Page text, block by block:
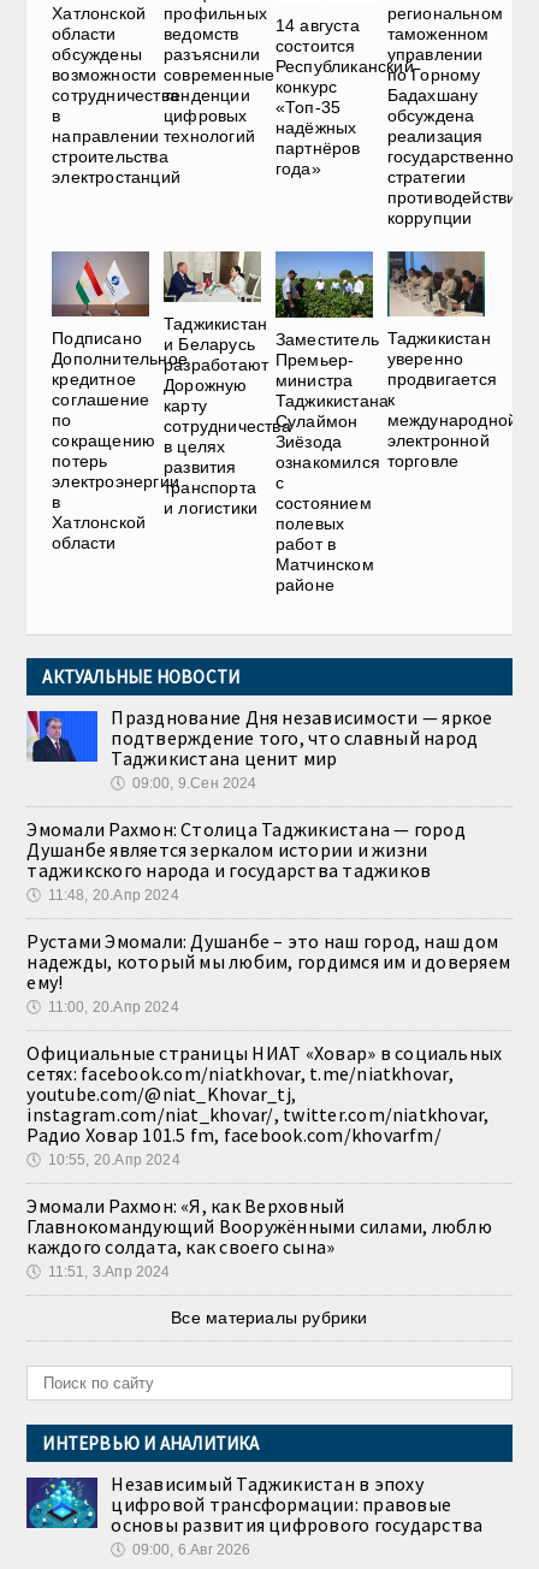
Хатлонской
области
обсуждены
возможности
сотрудничества
в
направлении
строительства
электростанций
профильных
ведомств
разъяснили
современные
тенденции
цифровых
технологий
14 августа
состоится
Республиканский
конкурс
«Топ-35
надёжных
партнёров
года»
региональном
таможенном
управлении
по Горному
Бадахшану
обсуждена
реализация
государственной
стратегии
противодействия
коррупции
Подписано
Дополнительное
кредитное
соглашение
по
сокращению
потерь
электроэнергии
в
Хатлонской
области
Таджикистан
и Беларусь
разработают
Дорожную
карту
сотрудничества
в целях
развития
транспорта
и логистики
Заместитель
Премьер-
министра
Таджикистана
Сулаймон
Зиёзода
ознакомился
с
состоянием
полевых
работ в
Матчинском
районе
Таджикистан
уверенно
продвигается
к
международной
электронной
торговле
АКТУАЛЬНЫЕ НОВОСТИ
Празднование Дня независимости — яркое
подтверждение того, что славный народ
Таджикистана ценит мир
🕔 09:00, 9.Сен 2024
Эмомали Рахмон: Столица Таджикистана — город
Душанбе является зеркалом истории и жизни
таджикского народа и государства таджиков
🕔 11:48, 20.Апр 2024
Рустами Эмомали: Душанбе – это наш город, наш дом
надежды, который мы любим, гордимся им и доверяем
ему!
🕔 11:00, 20.Апр 2024
Официальные страницы НИАТ «Ховар» в социальных
сетях: facebook.com/niatkhovar, t.me/niatkhovar,
youtube.com/@niat_Khovar_tj,
instagram.com/niat_khovar/, twitter.com/niatkhovar,
Радио Ховар 101.5 fm, facebook.com/khovarfm/
🕔 10:55, 20.Апр 2024
Эмомали Рахмон: «Я, как Верховный
Главнокомандующий Вооружёнными силами, люблю
каждого солдата, как своего сына»
🕔 11:51, 3.Апр 2024
Все материалы рубрики
ИНТЕРВЬЮ И АНАЛИТИКА
Независимый Таджикистан в эпоху
цифровой трансформации: правовые
основы развития цифрового государства
🕔 09:00, 6.Авг 2026